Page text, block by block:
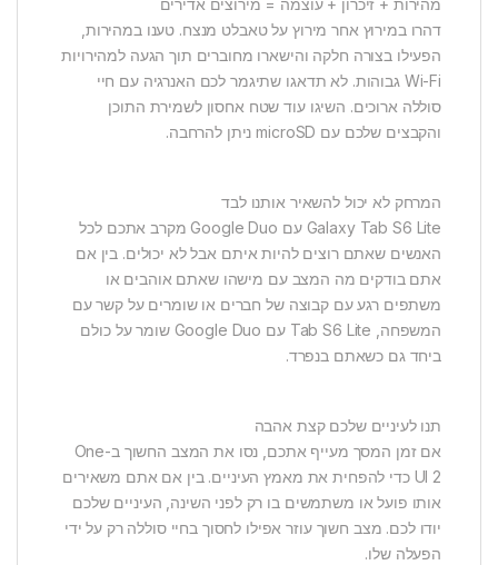
מהירות + זיכרון + עוצמה = מירוצים אדירים
דהרו במירוץ אחר מירוץ על טאבלט מנצח. טענו במהירות,
הפעילו בצורה חלקה והישארו מחוברים תוך הגעה למהירויות
Wi-Fi גבוהות. לא תדאגו שתיגמר לכם האנרגיה עם חיי
סוללה ארוכים. השיגו עוד שטח אחסון לשמירת התוכן
והקבצים שלכם עם microSD ניתן להרחבה.
המרחק לא יכול להשאיר אותנו לבד
Galaxy Tab S6 Lite עם Google Duo מקרב אתכם לכל
האנשים שאתם רוצים להיות איתם אבל לא יכולים. בין אם
אתם בודקים מה המצב עם מישהו שאתם אוהבים או
משתפים רגע עם קבוצה של חברים או שומרים על קשר עם
המשפחה, Tab S6 Lite עם Google Duo שומר על כולם
ביחד גם כשאתם בנפרד.
תנו לעיניים שלכם קצת אהבה
אם זמן המסך מעייף אתכם, נסו את המצב החשוך ב-One
UI 2 כדי להפחית את מאמץ העיניים. בין אם אתם משאירים
אותו פועל או משתמשים בו רק לפני השינה, העיניים שלכם
יודו לכם. מצב חשוך עוזר אפילו לחסוך בחיי סוללה רק על ידי
הפעלה שלו.